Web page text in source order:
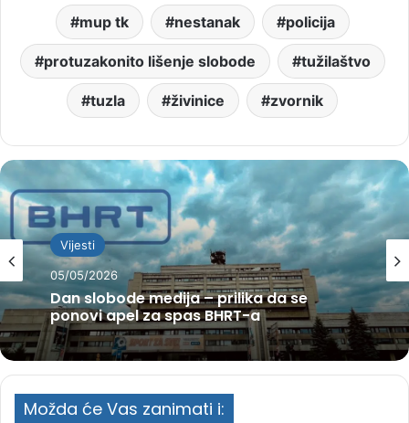
mup tk nestanak policija
protuzakonito lišenje slobode tužilaštvo
tuzla živinice zvornik
Vijesti
05/05/2026
Dan slobode medija – prilika da se
ponovi apel za spas BHRT-a
Možda će Vas zanimati i: